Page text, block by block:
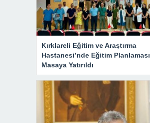
Kırklareli Eğitim ve Araştırma
Hastanesi’nde Eğitim Planlaması
Masaya Yatırıldı